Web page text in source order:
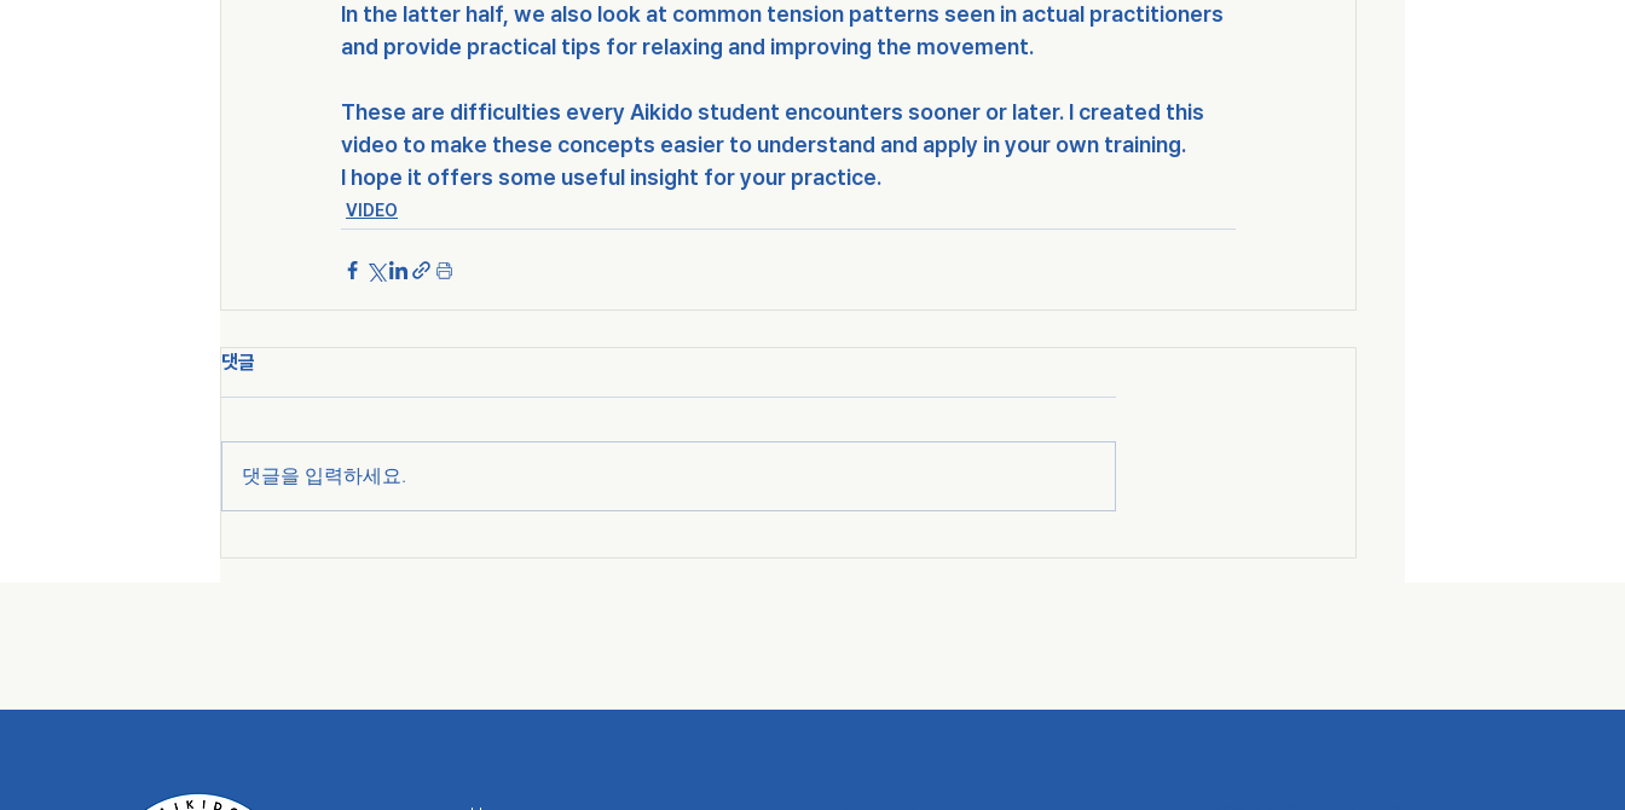
In the latter half, we also look at common tension patterns seen in actual practitioners
and provide practical tips for relaxing and improving the movement.
These are difficulties every Aikido student encounters sooner or later. I created this
video to make these concepts easier to understand and apply in your own training.
I hope it offers some useful insight for your practice.
VIDEO
댓글
댓글을 입력하세요.